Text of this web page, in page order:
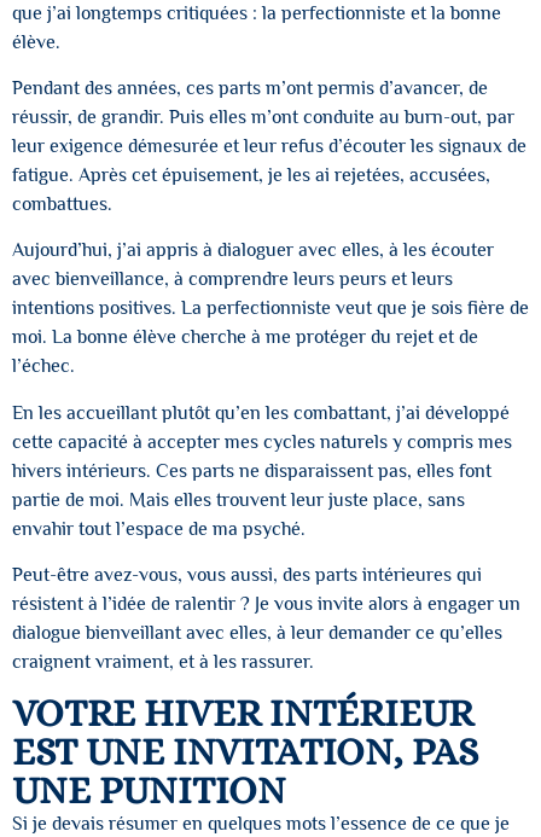
que j’ai longtemps critiquées : la perfectionniste et la bonne
élève.
Pendant des années, ces parts m’ont permis d’avancer, de
réussir, de grandir. Puis elles m’ont conduite au burn-out, par
leur exigence démesurée et leur refus d’écouter les signaux de
fatigue. Après cet épuisement, je les ai rejetées, accusées,
combattues.
Aujourd’hui, j’ai appris à dialoguer avec elles, à les écouter
avec bienveillance, à comprendre leurs peurs et leurs
intentions positives. La perfectionniste veut que je sois fière de
moi. La bonne élève cherche à me protéger du rejet et de
l’échec.
En les accueillant plutôt qu’en les combattant, j’ai développé
cette capacité à accepter mes cycles naturels y compris mes
hivers intérieurs. Ces parts ne disparaissent pas, elles font
partie de moi. Mais elles trouvent leur juste place, sans
envahir tout l’espace de ma psyché.
Peut-être avez-vous, vous aussi, des parts intérieures qui
résistent à l’idée de ralentir ? Je vous invite alors à engager un
dialogue bienveillant avec elles, à leur demander ce qu’elles
craignent vraiment, et à les rassurer.
VOTRE HIVER INTÉRIEUR
EST UNE INVITATION, PAS
UNE PUNITION
Si je devais résumer en quelques mots l’essence de ce que je